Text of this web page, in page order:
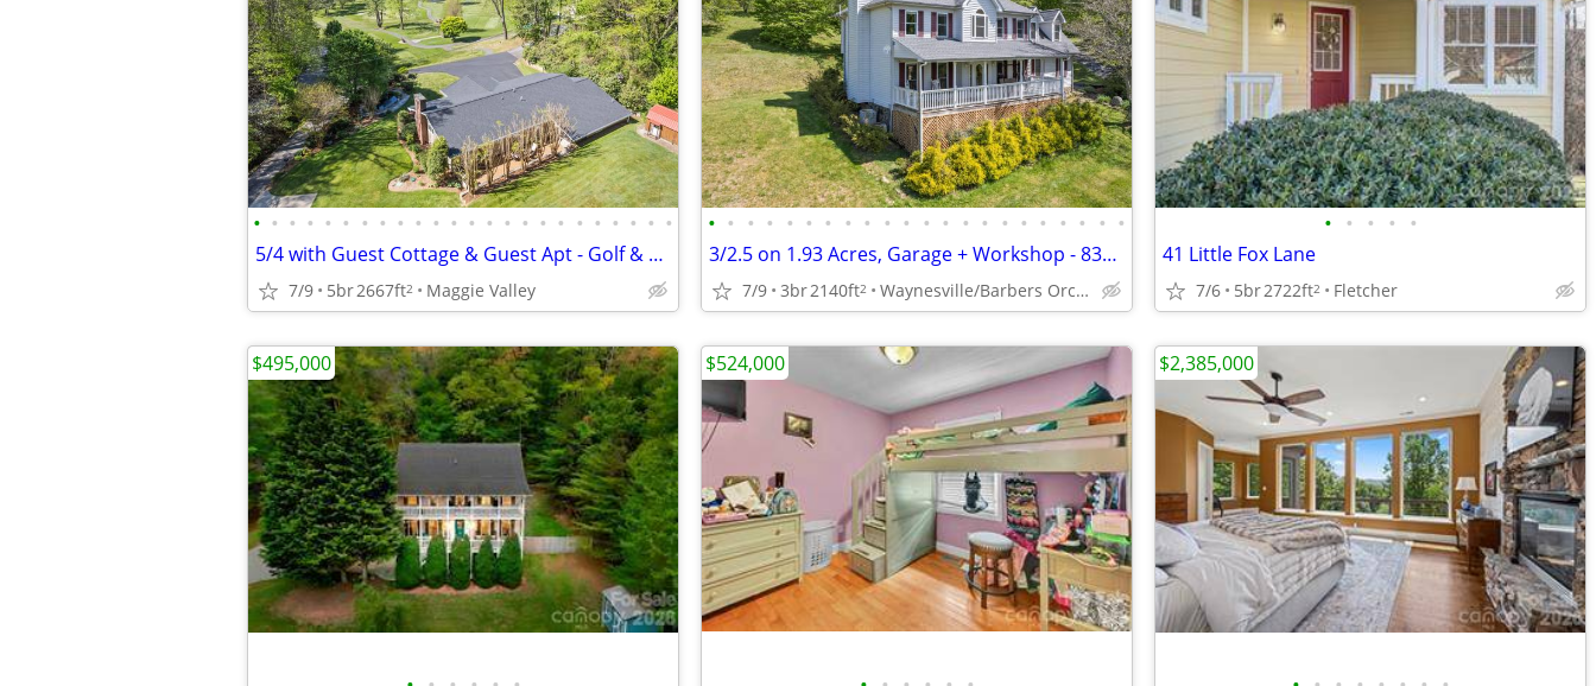
• • • • • • • • • • • • • • • • • • • • • • • •
5/4 with Guest Cottage & Guest Apt - Golf & Mountain View - 9 Golfview
7/9 5br2667ft2 Maggie Valley
• • • • • • • • • • • • • • • • • • • • • •
3/2.5 on 1.93 Acres, Garage + Workshop - 831 Red Bank Rd
7/9 3br2140ft2 Waynesville/Barbers Orchard
• • • • •
41 Little Fox Lane
7/6 5br2722ft2 Fletcher
$495,000 $524,000 $2,385,000